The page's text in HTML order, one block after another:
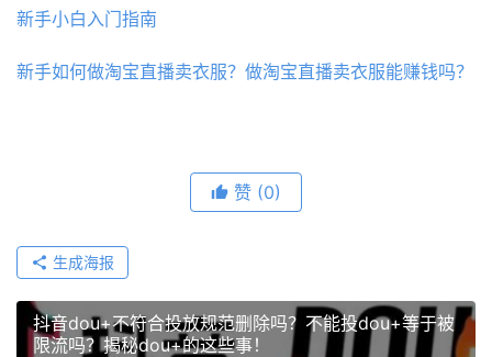
新手小白入门指南
新手如何做淘宝直播卖衣服？做淘宝直播卖衣服能赚钱吗？
赞 (0)
生成海报
抖音dou+不符合投放规范删除吗？不能投dou+等于被
限流吗？揭秘dou+的这些事！